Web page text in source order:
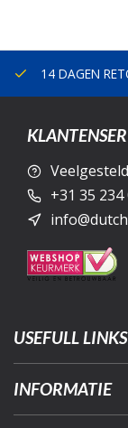
14 DAGEN
+31 35 234
USEFULL LINKS
INFORMATIE